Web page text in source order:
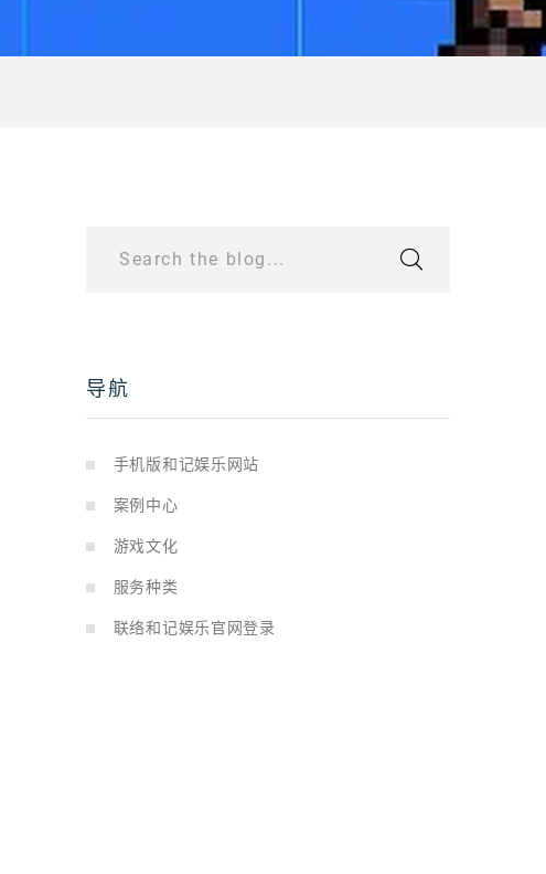
Search the blog...
导航
手机版和记娱乐网站
案例中心
游戏文化
服务种类
联络和记娱乐官网登录